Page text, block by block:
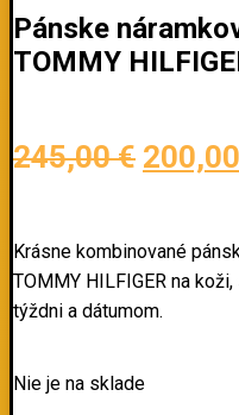
Pánske
TOMMY
245,00€ 200,00
Krásne kombinované
TOMMY HILFIGER na
týždni a dátumom.
Nie je na sklade